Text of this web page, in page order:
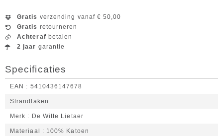
Gratis verzending vanaf € 50,00
Gratis retourneren
Achteraf betalen
2 jaar garantie
Specificaties
EAN 5410436147678
Strandlaken
Merk De Witte Lietaer
Materiaal 100% Katoen